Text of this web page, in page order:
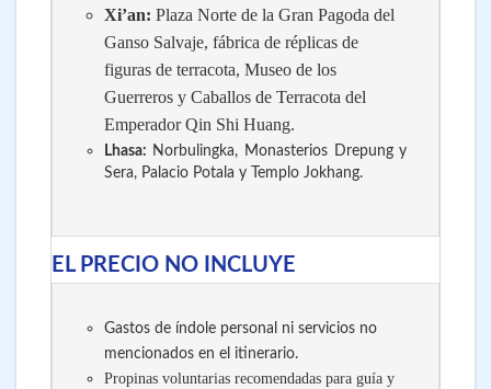
Xi’an: Plaza Norte de la Gran Pagoda del
Ganso Salvaje, fábrica de réplicas de
figuras de terracota, Museo de los
Guerreros y Caballos de Terracota del
Emperador Qin Shi Huang.
Lhasa: Norbulingka, Monasterios Drepung y
Sera, Palacio Potala y Templo Jokhang.
EL PRECIO NO INCLUYE
Gastos de índole personal ni servicios no
mencionados en el itinerario.
Propinas voluntarias recomendadas para guía y